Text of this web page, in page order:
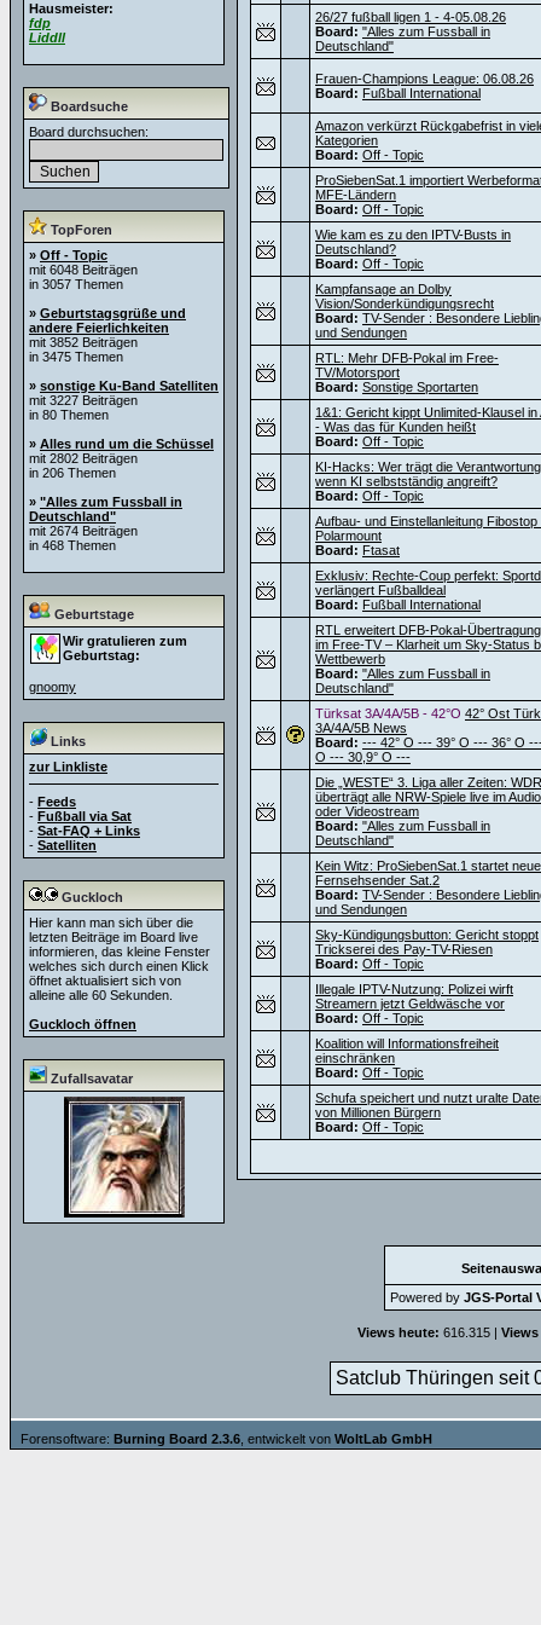
Hausmeister:
fdp
Liddll
Boardsuche
Board durchsuchen:
TopForen
» Off - Topic
mit 6048 Beiträgen
in 3057 Themen
» Geburtstagsgrüße und
andere Feierlichkeiten
mit 3852 Beiträgen
in 3475 Themen
» sonstige Ku-Band Satelliten
mit 3227 Beiträgen
in 80 Themen
» Alles rund um die Schüssel
mit 2802 Beiträgen
in 206 Themen
» "Alles zum Fussball in
Deutschland"
mit 2674 Beiträgen
in 468 Themen
Geburtstage
Wir gratulieren zum
Geburtstag:
gnoomy
Links
zur Linkliste
- Feeds
- Fußball via Sat
- Sat-FAQ + Links
- Satelliten
Guckloch
Hier kann man sich über die
letzten Beiträge im Board live
informieren, das kleine Fenster
welches sich durch einen Klick
öffnet aktualisiert sich von
alleine alle 60 Sekunden.
Guckloch öffnen
Zufallsavatar
26/27 fußball ligen 1 - 4-05.08.26
Board: "Alles zum Fussball in
Deutschland"
Frauen-Champions League: 06.08.26
Board: Fußball International
Amazon verkürzt Rückgabefrist in
Kategorien
Board: Off - Topic
ProSiebenSat.1 importiert
MFE-Ländern
Board: Off - Topic
Wie kam es zu den IPTV-Busts in
Deutschland?
Board: Off - Topic
Kampfansage an Dolby
Vision/Sonderkündigungsrecht
Board: TV-Sender : Besondere
und Sendungen
RTL: Mehr DFB-Pokal im Free-
TV/Motorsport
Board: Sonstige Sportarten
1&1: Gericht kippt Unlimited-Klausel in
- Was das für Kunden heißt
Board: Off - Topic
KI-Hacks: Wer trägt die
wenn KI selbstständig angreift?
Board: Off - Topic
Aufbau- und Einstellanleitung Fibostop
Polarmount
Board: Ftasat
Exklusiv: Rechte-Coup perfekt:
verlängert Fußballdeal
Board: Fußball International
RTL erweitert DFB-Pokal-
im Free-TV – Klarheit um Sky-Status
Wettbewerb
Board: "Alles zum Fussball in
Deutschland"
Türksat 3A/4A/5B - 42°O 42° Ost
3A/4A/5B News
Board: --- 42° O --- 39° O --- 36° O
O --- 30,9° O ---
Die „WESTE“ 3. Liga aller Zeiten: WDR
überträgt alle NRW-Spiele live im
oder Videostream
Board: "Alles zum Fussball in
Deutschland"
Kein Witz: ProSiebenSat.1 startet
Fernsehsender Sat.2
Board: TV-Sender : Besondere
und Sendungen
Sky-Kündigungsbutton: Gericht stoppt
Trickserei des Pay-TV-Riesen
Board: Off - Topic
Illegale IPTV-Nutzung: Polizei wirft
Streamern jetzt Geldwäsche vor
Board: Off - Topic
Koalition will Informationsfreiheit
einschränken
Board: Off - Topic
Schufa speichert und nutzt uralte
von Millionen Bürgern
Board: Off - Topic
Powered by JGS-Portal
Views heute: 616.315 |
Satclub Thüringen seit
Forensoftware: Burning Board 2.3.6 , entwickelt von WoltLab GmbH